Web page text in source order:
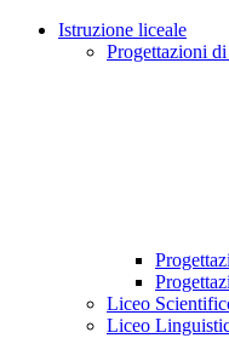
Istruzione liceale
Progettazioni
Liceo
Liceo